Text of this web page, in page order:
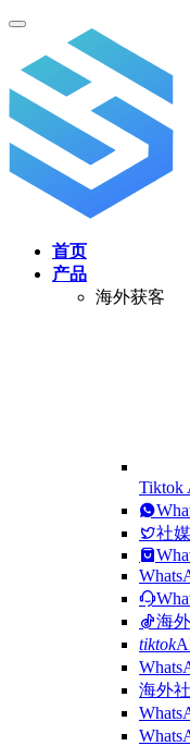
首页
产品
海外获客
Tiktok
社
海
tiktok
海外